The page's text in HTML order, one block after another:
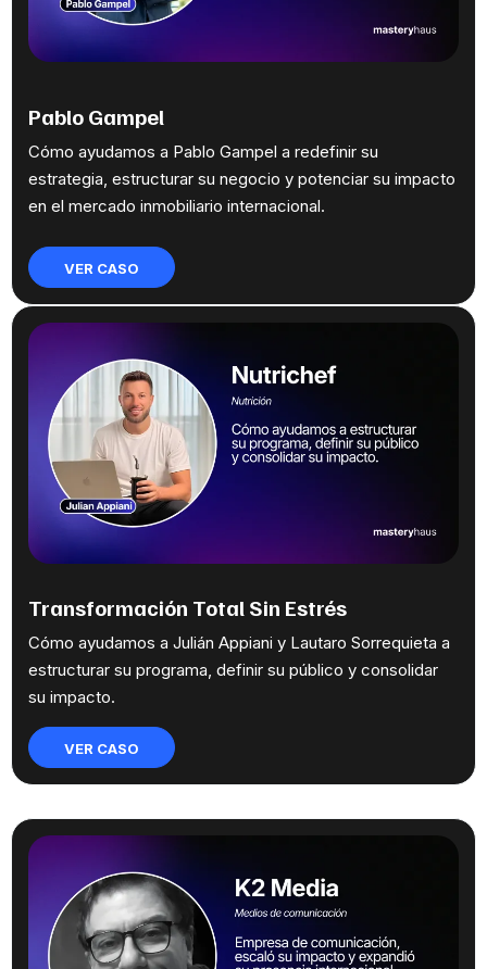
Pablo Gampel
Cómo ayudamos a Pablo Gampel a redefinir su
estrategia, estructurar su negocio y potenciar su impacto
en el mercado inmobiliario internacional.
VER CASO
Transformación Total Sin Estrés
Cómo ayudamos a Julián Appiani y Lautaro Sorrequieta a
estructurar su programa, definir su público y consolidar
su impacto.
VER CASO